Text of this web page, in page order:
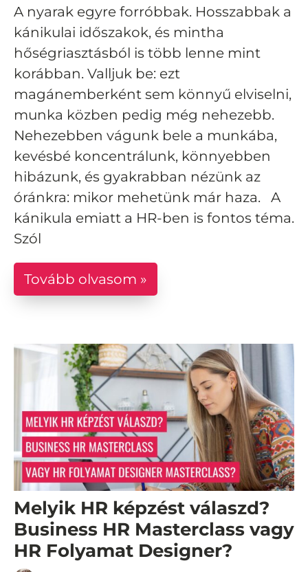
A nyarak egyre forróbbak. Hosszabbak a
kánikulai időszakok, és mintha
hőségriasztásból is több lenne mint
korábban. Valljuk be: ezt
magánemberként sem könnyű elviselni,
munka közben pedig még nehezebb.
Nehezebben vágunk bele a munkába,
kevésbé koncentrálunk, könnyebben
hibázunk, és gyakrabban nézünk az
óránkra: mikor mehetünk már haza. A
kánikula emiatt a HR-ben is fontos téma.
Szól
Tovább olvasom »
Melyik HR képzést válaszd?
Business HR Masterclass vagy
HR Folyamat Designer?